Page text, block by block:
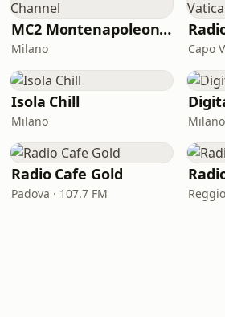
MC2 Montenapoleone Channel
Milano Capo
Isola Chill
Milano Milano
Radio Cafe Gold
Padova · 107.7 FM